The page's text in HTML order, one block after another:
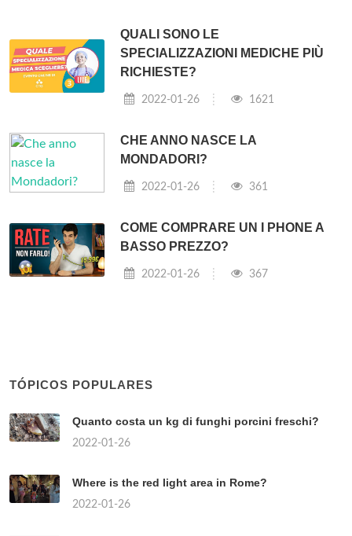
QUALI SONO LE
SPECIALIZZAZIONI MEDICHE PIÙ
RICHIESTE?
2022-01-26 1621
CHE ANNO NASCE LA
MONDADORI?
2022-01-26 361
COME COMPRARE UN I PHONE A
BASSO PREZZO?
2022-01-26 367
TÓPICOS POPULARES
Quanto costa un kg di funghi porcini freschi?
2022-01-26
Where is the red light area in Rome?
2022-01-26